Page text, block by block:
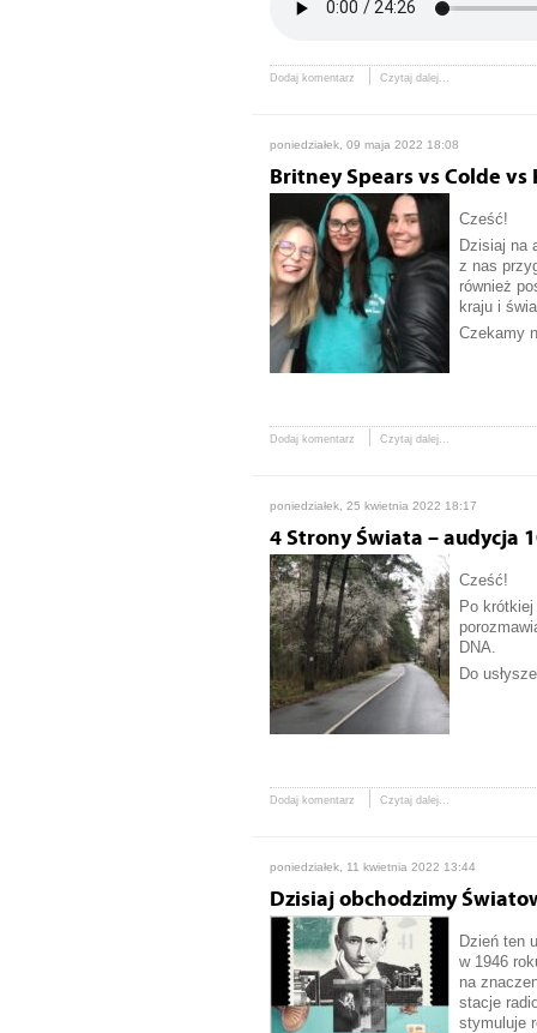
Dodaj komentarz Czytaj dalej...
poniedziałek, 09 maja 2022 18:08
Britney Spears vs Colde vs
Cześć!
Dzisiaj na
z nas
również
kraju i
Czekamy
Dodaj komentarz Czytaj dalej...
poniedziałek, 25 kwietnia 2022 18:17
4 Strony Świata – audycja
Cześć!
Po
DNA.
Do
Dodaj komentarz Czytaj dalej...
poniedziałek, 11 kwietnia 2022 13:44
Dzisiaj obchodzimy
Dzień ten
w 1946
na
stacje
stymuluje